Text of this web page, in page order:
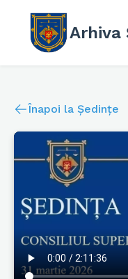
Arhiva
Înapoi la Ședințe